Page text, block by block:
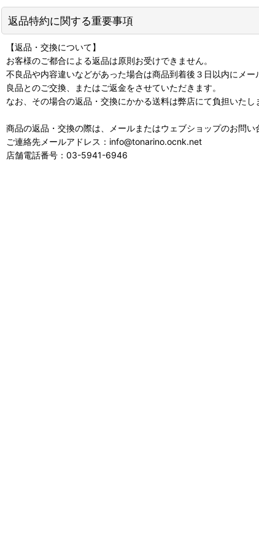
返品特約に関する重要事項
【返品・交換について】
お客様のご都合による返品は原則お受けできません。
不良品や内容違いなどがあった場合は商品到着後３日以内にメー
良品とのご交換、またはご返金をさせていただきます。
なお、その場合の返品・交換にかかる送料は弊店にて負担いたし
商品の返品・交換の際は、メールまたはウェブショップのお問
ご連絡先メールアドレス：info@tonarino.ocnk.net
店舗電話番号：03-5941-6946